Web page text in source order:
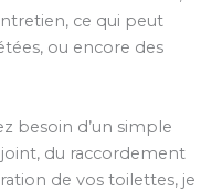
ce qui peut
ou encore des
besoin d’un simple
du raccordement
de vos toilettes, je